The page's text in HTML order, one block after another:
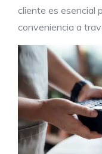
cliente es esencial
conveniencia a